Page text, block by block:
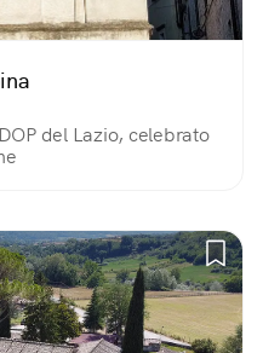
del Lazio, celebrato